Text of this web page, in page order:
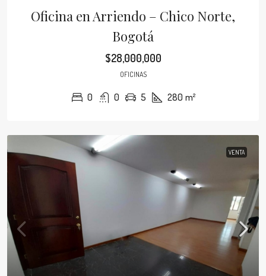
Oficina en Arriendo – Chico Norte,
Bogotá
$28,000,000
OFICINAS
0 0 5 280 m²
VENTA